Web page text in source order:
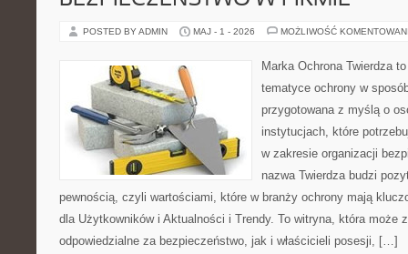
POSTED BY ADMIN MAJ - 1 - 2026 MOŻLIWOŚĆ
Marka Ochrona Twierdza
tematyce ochrony w
przygotowana z myślą o
instytucjach, które
w zakresie organizacji
nazwa Twierdza budzi
pewnością, czyli wartościami, które w branży ochrony mają
dla Użytkowników i Aktualności i Trendy. To witryna, która może
odpowiedzialne za bezpieczeństwo, jak i właścicieli posesji, […]